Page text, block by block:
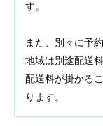
す。
また、別々に予
地域は別途配送
配送料が掛かる
ります。